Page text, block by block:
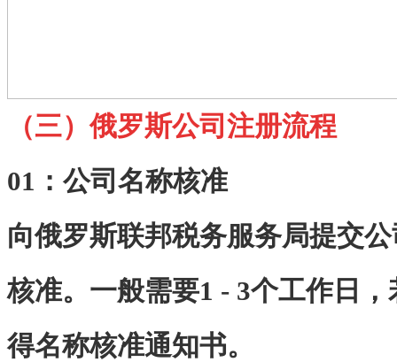
（三）俄罗斯公司注册流程
01： 公司名称核准
向俄罗斯联邦税务服务局提交
核准。一般需要1 - 3个工作日
得名称核准通知书。